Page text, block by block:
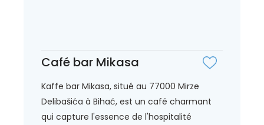
Café bar Mikasa
Kaffe bar Mikasa, situé au 77000 Mirze
Delibašića à Bihać, est un café charmant
qui capture l'essence de l'hospitalité